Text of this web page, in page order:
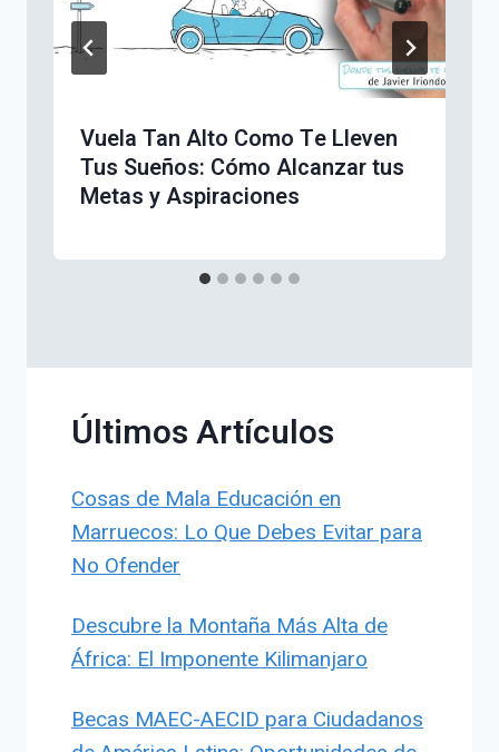
Vuela Tan Alto Como Te Lleven
Tus Sueños: Cómo Alcanzar tus
Metas y Aspiraciones
Últimos Artículos
Cosas de Mala Educación en
Marruecos: Lo Que Debes Evitar para
No Ofender
Descubre la Montaña Más Alta de
África: El Imponente Kilimanjaro
Becas MAEC-AECID para Ciudadanos